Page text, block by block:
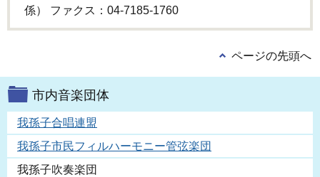
係） ファクス：04-7185-1760
ページの先頭へ
市内音楽団体
我孫子合唱連盟
我孫子市民フィルハーモニー管弦楽団
我孫子吹奏楽団